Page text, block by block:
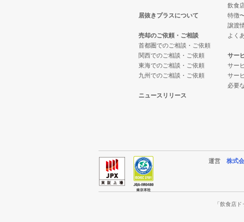
岐阜県のバーの居抜き売却物件の案件一
岐阜県の居酒屋・ダイニングバーの居抜
岐阜県の洋食の居抜き売却物件の案件一
岐阜県のその他の居抜き売却物件の案件
鵜沼駅の1階の飲食店の居抜き売却物件
岐阜県の1階の居酒屋・ダイニングバー
居抜きプラスについて
売却のご依頼・ご相談
首都圏でのご相談・ご依頼
関西でのご相談・ご依頼
東海でのご相談・ご依頼
九州でのご相談・ご依頼
ニュースリリース
飲食
特徴
譲渡
よく
サー
サー
サー
必要
運営 株式
「飲食店